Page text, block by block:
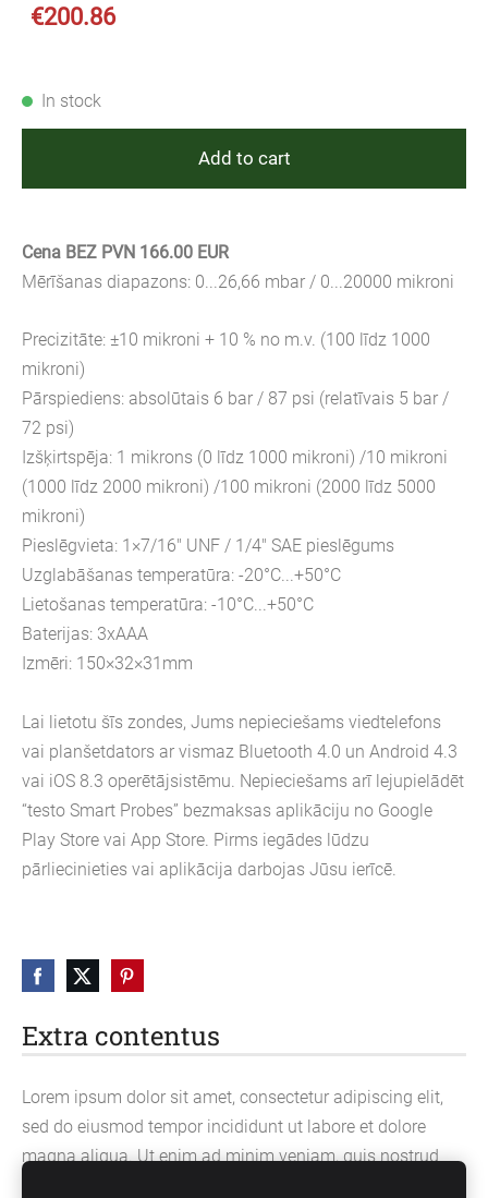
Extra contentus
Lorem ipsum dolor sit amet, consectetur adipiscing elit,
sed do eiusmod tempor incididunt ut labore et dolore
magna aliqua. Ut enim ad minim veniam, quis nostrud
€200.86
In stock
Add to cart
Cena BEZ PVN 166.00 EUR
Mērīšanas diapazons: 0...26,66 mbar / 0...20000 mikroni
Precizitāte: ±10 mikroni + 10 % no m.v. (100 līdz 1000
mikroni)
Pārspiediens: absolūtais 6 bar / 87 psi (relatīvais 5 bar /
72 psi)
Izšķirtspēja: 1 mikrons (0 līdz 1000 mikroni) /10 mikroni
(1000 līdz 2000 mikroni) /100 mikroni (2000 līdz 5000
mikroni)
Pieslēgvieta: 1×7/16" UNF / 1/4" SAE pieslēgums
Uzglabāšanas temperatūra: -20°C...+50°C
Lietošanas temperatūra: -10°C...+50°C
Baterijas: 3xAAA
Izmēri: 150×32×31mm
Lai lietotu šīs zondes, Jums nepieciešams viedtelefons
vai planšetdators ar vismaz Bluetooth 4.0 un Android 4.3
vai iOS 8.3 operētājsistēmu. Nepieciešams arī lejupielādēt
“testo Smart Probes” bezmaksas aplikāciju no Google
Play Store vai App Store. Pirms iegādes lūdzu
pārliecinieties vai aplikācija darbojas Jūsu ierīcē.